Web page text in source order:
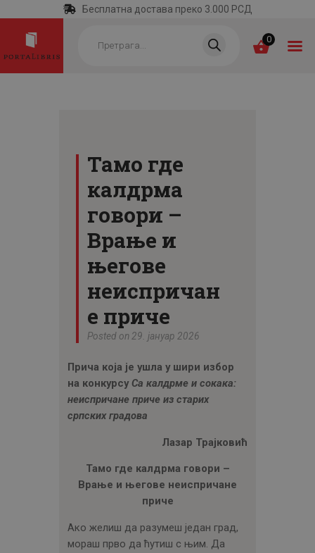
Бесплатна достава преко 3.000 РСД
search 0
НАЈПРОДАВАНИЈЕ
НОВЕ КЊИГЕ
ОТРГНУТО ОД
ЗАБОРАВА
АУТОРИ
АКТУЕЛНОСТИ
ЦЕНОВНИК
ПИСМО
Тамо где
калдрма
говори –
Врање и
његове
неиспричан
е приче
Posted on 29. јануар 2026
Прича која је ушла у шири избор
на конкурсу Са калдрме и сокака:
неиспричане приче из старих
српских градова
Лазар Трајковић
Тамо где калдрма говори –
Врање и његове неиспричане
приче
Ако желиш да разумеш један град,
мораш прво да ћутиш с њим. Да